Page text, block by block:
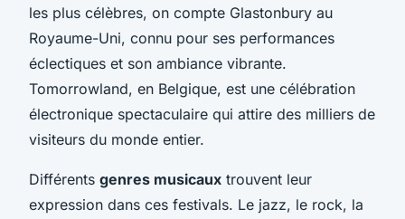
les plus célèbres, on compte Glastonbury au
Royaume-Uni, connu pour ses performances
éclectiques et son ambiance vibrante.
Tomorrowland, en Belgique, est une célébration
électronique spectaculaire qui attire des milliers de
visiteurs du monde entier.
Différents genres musicaux trouvent leur
expression dans ces festivals. Le jazz, le rock, la